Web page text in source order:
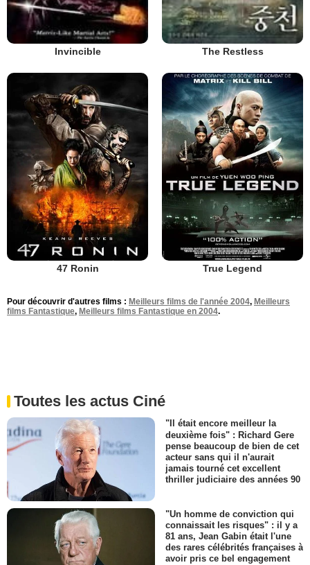
Invincible The Restless
47 Ronin True Legend
Pour découvrir d'autres films : Meilleurs films de l'année 2004, Meilleurs
films Fantastique, Meilleurs films Fantastique en 2004.
Toutes les actus Ciné
"Il était encore meilleur la
deuxième fois" : Richard Gere
pense beaucoup de bien de cet
acteur sans qui il n'aurait
jamais tourné cet excellent
thriller judiciaire des années 90
"Un homme de conviction qui
connaissait les risques" : il y a
81 ans, Jean Gabin était l'une
des rares célébrités françaises à
avoir pris ce bel engagement